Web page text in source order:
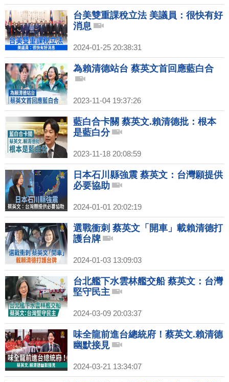
台美雙重課稅立法 美議員：很快有好
消息
2024-01-25 20:38:31
為賴清德站台 蔡英文首回應藍白合
2023-11-04 19:37:26
藍白合卡關 蔡英文.賴清德批：根本
是藍白分
2023-11-18 20:08:59
日本石川縣強震 蔡英文：台灣願提供
必要協助
2024-01-01 20:02:19
選戰衝刺 蔡英文「開車」載賴清德打
護台牌
2024-01-03 13:09:03
台北艦下水雲林艦交船 蔡英文：台灣
堅守民主
2024-03-09 20:03:37
味全龍前進台總統府！蔡英文.賴清德
幽默接見
2024-03-21 13:34:07